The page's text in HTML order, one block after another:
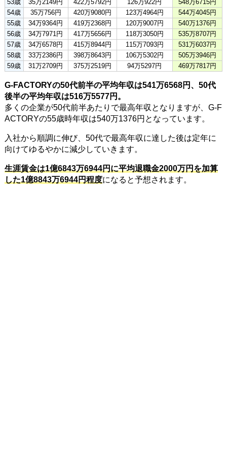
53歳
35万2149円 422万5792円 126万922円
548万6715円
54歳
35万756円 420万9080円 123万4964円
544万4045円
55歳
34万9364円 419万2368円 120万9007円
540万1376円
56歳
34万7971円 417万5656円 118万3050円
535万8707円
57歳
34万6578円 415万8944円 115万7093円
531万6037円
58歳
33万2386円 398万8643円 106万5302円
505万3946円
59歳
31万2709円 375万2519円 94万5297円 469万7817円
G-FACTORYの50代前半の平均年収は541万6568円、50代
後半の平均年収は516万5577円。
多くの企業が50代前半あたりで最高年収となりますが、G-F
ACTORYの55歳時年収は540万1376円となっています。
入社から順調に伸び、50代で最高年収に達した後は定年に
向けてゆるやかに減少していきます。
生涯賃金は1億6843万6944円に平均退職金2000万円を加算
した1億8843万6944円程度になると予想されます。